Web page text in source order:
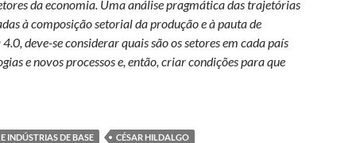
da economia. Uma análise pragmática das trajetórias
à composição setorial da produção e à pauta de
deve-se considerar quais são os setores em cada país
e novos processos e, então, criar condições para que
INDÚSTRIAS DE BASE
CÉSAR HILDALGO